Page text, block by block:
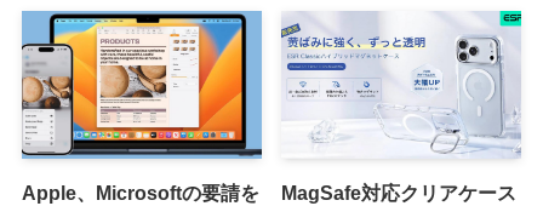
Apple、Microsoftの要請を
MagSafe対応クリアケース